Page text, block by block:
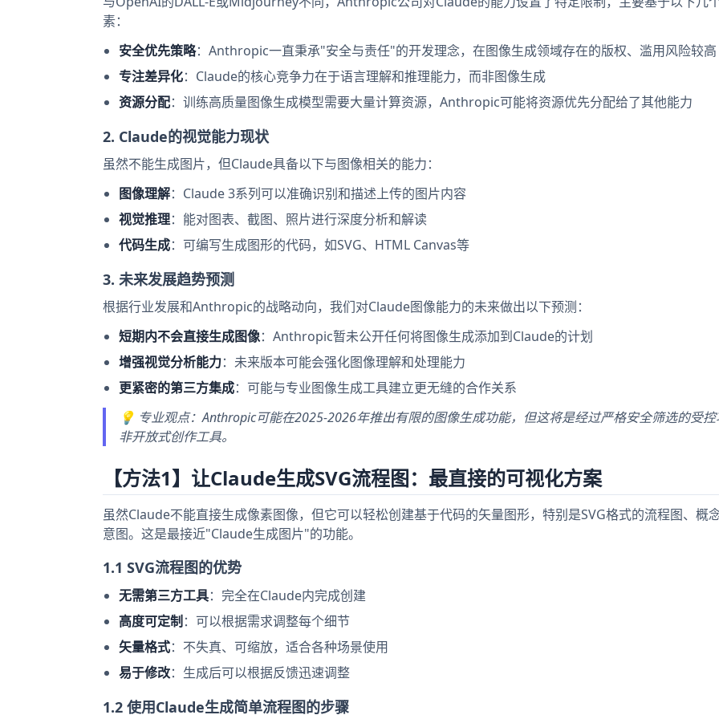
素：
安全优先策略：Anthropic一直秉承"安全与责任"的开发理念，在图像生成领域存在的版权、滥用风险较高
专注差异化：Claude的核心竞争力在于语言理解和推理能力，而非图像生成
资源分配：训练高质量图像生成模型需要大量计算资源，Anthropic可能将资源优先分配给了其他能力
2. Claude的视觉能力现状
虽然不能生成图片，但Claude具备以下与图像相关的能力：
图像理解：Claude 3系列可以准确识别和描述上传的图片内容
视觉推理：能对图表、截图、照片进行深度分析和解读
代码生成：可编写生成图形的代码，如SVG、HTML Canvas等
3. 未来发展趋势预测
根据行业发展和Anthropic的战略动向，我们对Claude图像能力的未来做出以下预测：
短期内不会直接生成图像：Anthropic暂未公开任何将图像生成添加到Claude的计划
增强视觉分析能力：未来版本可能会强化图像理解和处理能力
更紧密的第三方集成：可能与专业图像生成工具建立更无缝的合作关系
💡 专业观点：Anthropic可能在2025-2026年推出有限的图像生成功能，但这将是经过严格安全筛选的受
非开放式创作工具。
【方法1】让Claude生成SVG流程图：最直接的可视化方案
虽然Claude不能直接生成像素图像，但它可以轻松创建基于代码的矢量图形，特别是SVG格式的流程图、概
意图。这是最接近"Claude生成图片"的功能。
1.1 SVG流程图的优势
无需第三方工具：完全在Claude内完成创建
高度可定制 ：可以根据需求调整每个细节
矢量格式：不失真、可缩放，适合各种场景使用
易于修改：生成后可以根据反馈迅速调整
1.2 使用Claude生成简单流程图的步骤